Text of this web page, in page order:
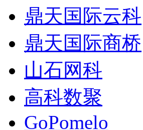
鼎天国际云科
鼎天国际商桥
山石网科
高科数聚
GoPomelo